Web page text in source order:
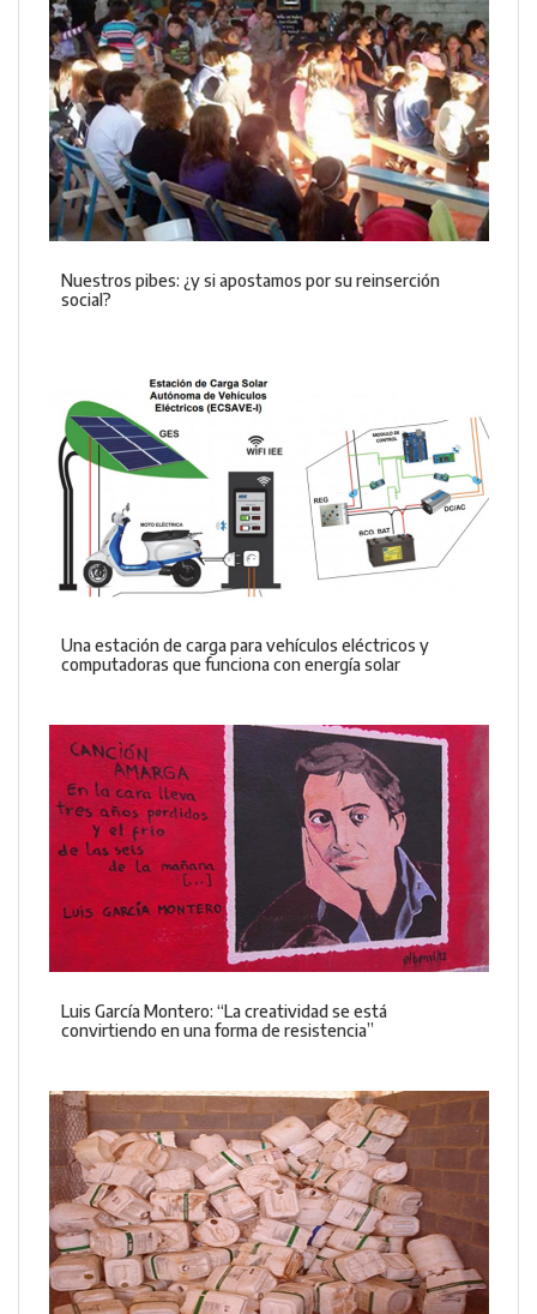
Nuestros pibes: ¿y si apostamos por su reinserción
social?
Una estación de carga para vehículos eléctricos y
computadoras que funciona con energía solar
Luis García Montero: “La creatividad se está
convirtiendo en una forma de resistencia”